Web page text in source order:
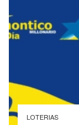
LOTERIAS